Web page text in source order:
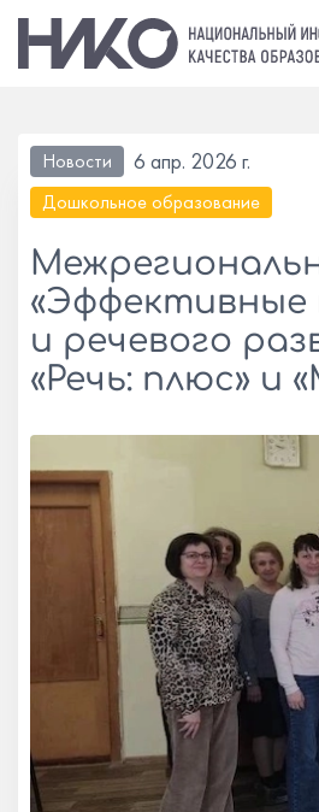
Новости 6 апр. 2026 г.
Дошкольное образование
«Эффективные
и речевого
«Речь: плюс» и